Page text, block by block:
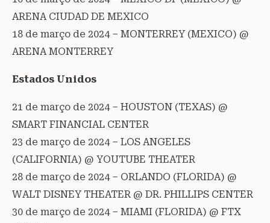
ARENA CIUDAD DE MEXICO
18 de março de 2024 – MONTERREY (MEXICO) @
ARENA MONTERREY
Estados Unidos
21 de março de 2024 – HOUSTON (TEXAS) @
SMART FINANCIAL CENTER
23 de março de 2024 – LOS ANGELES
(CALIFORNIA) @ YOUTUBE THEATER
28 de março de 2024 – ORLANDO (FLORIDA) @
WALT DISNEY THEATER @ DR. PHILLIPS CENTER
30 de março de 2024 – MIAMI (FLORIDA) @ FTX